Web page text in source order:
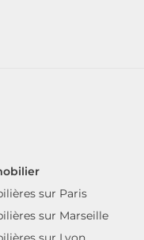
sur Paris
sur Marseille